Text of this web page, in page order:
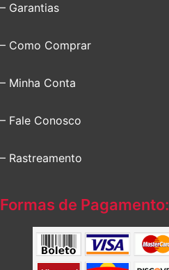
– Garantias
– Como Comprar
– Minha Conta
– Fale Conosco
– Rastreamento
Formas de Pagamento: